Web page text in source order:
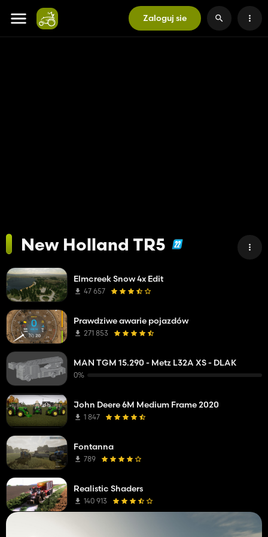
Zaloguj sie
New Holland TR5
Elmcreek Snow 4x Edit
47 657
Prawdziwe awarie pojazdów
271 853
MAN TGM 15.290 - Metz L32A XS - DLAK
0%
John Deere 6M Medium Frame 2020
1 847
Fontanna
789
Realistic Shaders
140 913